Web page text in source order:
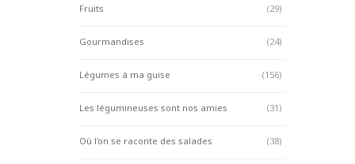
Fruits (29)
Gourmandises (24)
Légumes à ma guise (156)
Les légumineuses sont nos amies (31)
Où l'on se raconte des salades (38)